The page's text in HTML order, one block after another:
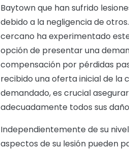
Baytown que han sufrido
debido a la negligencia de
cercano ha experimentado
opción de presentar una
compensación por pérdidas
recibido una oferta inicial de la
demandado, es crucial
adecuadamente todos sus
Independientemente de su
aspectos de su lesión pueden